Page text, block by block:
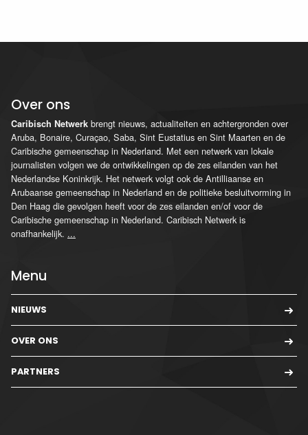
Over ons
Caribisch Netwerk brengt nieuws, actualiteiten en achtergronden over
Aruba, Bonaire, Curaçao, Saba, Sint Eustatius en Sint Maarten en de
Caribische gemeenschap in Nederland. Met een netwerk van lokale
journalisten volgen we de ontwikkelingen op de zes eilanden van het
Nederlandse Koninkrijk. Het netwerk volgt ook de Antilliaanse en
Arubaanse gemeenschap in Nederland en de politieke besluitvorming in
Den Haag die gevolgen heeft voor de zes eilanden en/of voor de
Caribische gemeenschap in Nederland. Caribisch Netwerk is
onafhankelijk. ...
Menu
NIEUWS
OVER ONS
PARTNERS